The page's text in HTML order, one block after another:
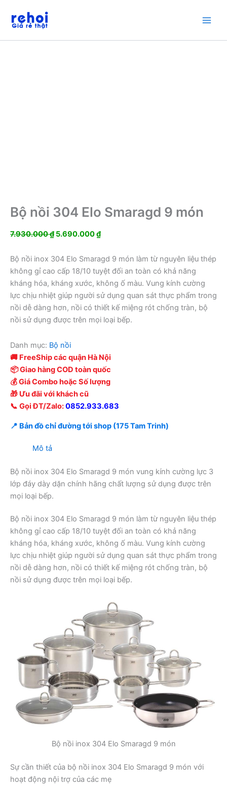
dung
Giảm giá!
Bộ nồi 304 Elo Smaragd 9 món
7.930.000₫ Giá
là:
7.930.000 ₫.
5.690.000₫Giá
tại
là:
5.690.000 ₫.
Bộ nồi inox 304 Elo Smaragd 9 món làm từ nguyên liệu thép
không gỉ cao cấp 18/10 tuyệt đối an toàn có khả năng
kháng hóa, kháng xước, không ố màu. Vung kính cường
lực chịu nhiệt giúp người sử dụng quan sát thực phẩm trong
nồi dễ dàng hơn, nồi có thiết kế miệng rót chống tràn, bộ
nồi sử dụng được trên mọi loại bếp.
Danh mục: Bộ nồi
🚚 FreeShip các quận Hà Nội
📦 Giao hàng COD toàn quốc
💰 Giá Combo hoặc Số lượng
🎁 Ưu đãi với khách cũ
📞 Gọi ĐT/Zalo:0852.933.683
📍 Bản đồ chỉ đường tới shop (175 Tam Trinh)
Mô tả
Bộ nồi inox 304 Elo Smaragd 9 món vung kính cường lực 3
lớp đáy dày dặn chính hãng chất lượng sử dụng được trên
mọi loại bếp.
Bộ nồi inox 304 Elo Smaragd 9 món làm từ nguyên liệu thép
không gỉ cao cấp 18/10 tuyệt đối an toàn có khả năng
kháng hóa, kháng xước, không ố màu. Vung kính cường
lực chịu nhiệt giúp người sử dụng quan sát thực phẩm trong
nồi dễ dàng hơn, nồi có thiết kế miệng rót chống tràn, bộ
nồi sử dụng được trên mọi loại bếp.
Bộ nồi inox 304 Elo Smaragd 9 món
Sự cần thiết của bộ nồi inox 304 Elo Smaragd 9 món với
hoạt động nội trợ của các mẹ